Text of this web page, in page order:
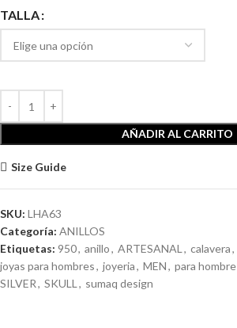
TALLA
AÑADIR AL CARRITO
Size Guide
SKU: LHA63
Categoría: ANILLOS
Etiquetas: 950, anillo, ARTESANAL , calavera,
joyas para hombres, joyeria, MEN, para hombre
SILVER, SKULL , sumaq design